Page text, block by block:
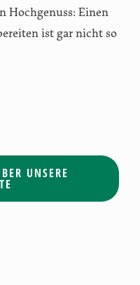
Hochgenuss: Einen
ist gar nicht so
UNSERE